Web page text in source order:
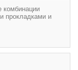
комбинации
прокладками и